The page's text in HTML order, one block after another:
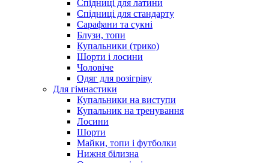
Спідниці для латини
Спідниці для стандарту
Сарафани та сукні
Блузи, топи
Купальники (трико)
Шорти і лосини
Чоловіче
Одяг для розігріву
Для гімнастики
Купальники на виступи
Купальник на тренування
Лосини
Шорти
Майки, топи і футболки
Нижня білизна